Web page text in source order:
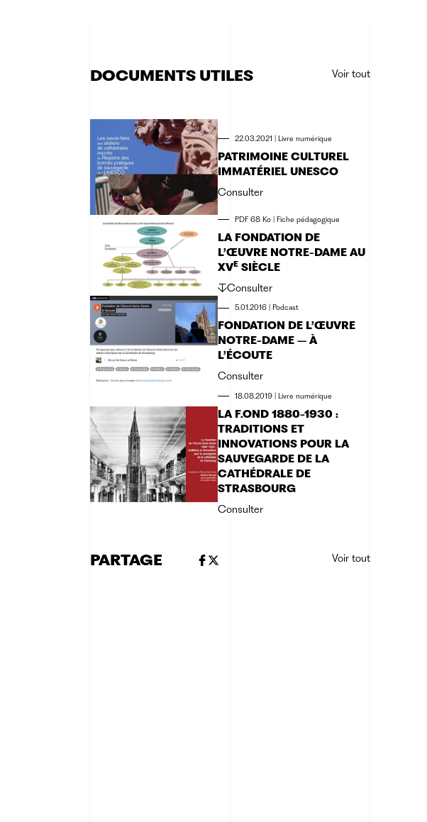
DOCUMENTS UTILES Voir tout
22.03.2021 |Livre numérique
PATRIMOINE CULTUREL
IMMATÉRIEL UNESCO
Consulter
PDF 68 Ko |Fiche pédagogique
LA FONDATION DE
L’ŒUVRE NOTRE-DAME AU
XVE SIÈCLE
Consulter
5.01.2016 Podcast
FONDATION DE L’ŒUVRE
NOTRE-DAME – À
L’ÉCOUTE
Consulter
18.08.2019 |Livre numérique
LA F.OND 1880-1930 :
TRADITIONS ET
INNOVATIONS POUR LA
SAUVEGARDE DE LA
CATHÉDRALE DE
STRASBOURG
Consulter
PARTAGE Voir tout